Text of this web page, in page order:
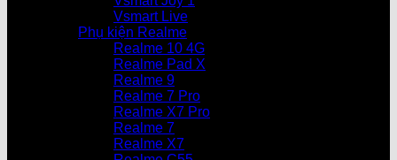
Vsmart Live
Phụ kiện Realme
Realme 10 4G
Realme Pad X
Realme 9
Realme 7 Pro
Realme X7 Pro
Realme 7
Realme X7